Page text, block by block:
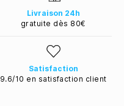
Livraison 24h
gratuite dès 80€
Satisfaction
9.6/10 en satisfaction client